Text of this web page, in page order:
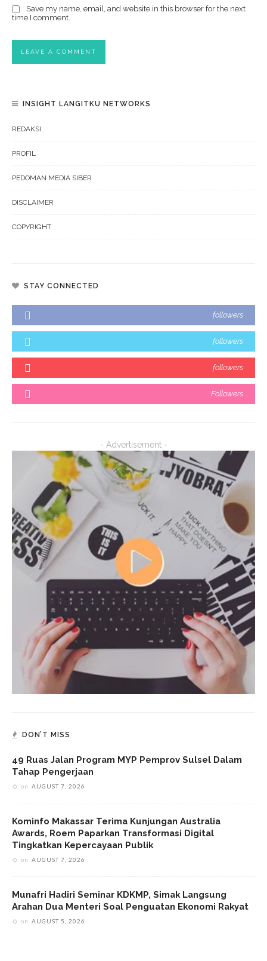
Save my name, email, and website in this browser for the next
time I comment.
INSIGHT LANGITKU NETWORKS
REDAKSI
PROFIL
PEDOMAN MEDIA SIBER
DISCLAIMER
COPYRIGHT
STAY CONNECTED
followers
followers
followers
Followers
- Advertisement -
DON’T MISS
49 Ruas Jalan Program MYP Pemprov Sulsel Dalam
Tahap Pengerjaan
on AUGUST 7, 2026
Kominfo Makassar Terima Kunjungan Australia
Awards, Roem Paparkan Transformasi Digital
Tingkatkan Kepercayaan Publik
on AUGUST 7, 2026
Munafri Hadiri Seminar KDKMP, Simak Langsung
Arahan Dua Menteri Soal Penguatan Ekonomi Rakyat
on AUGUST 5, 2026